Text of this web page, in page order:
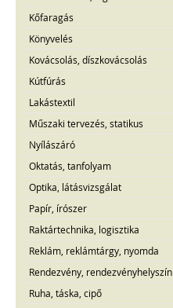
Kőfaragás
Könyvelés
Kovácsolás, díszkovácsolás
Kútfúrás
Lakástextil
Műszaki tervezés, statikus
Nyílászáró
Oktatás, tanfolyam
Optika, látásvizsgálat
Papír, írószer
Raktártechnika, logisztika
Reklám, reklámtárgy, nyomda
Rendezvény, rendezvényhelyszín
Ruha, táska, cipő